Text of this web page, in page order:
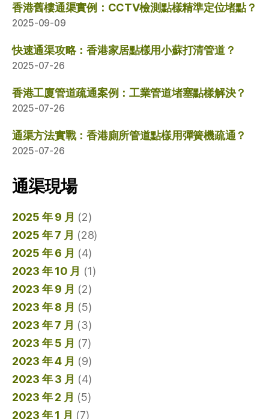
香港舊樓通渠實例：CCTV檢測點樣精準定位堵點？
2025-09-09
快速通渠攻略：香港家居點樣用小蘇打清管道？
2025-07-26
香港工廈管道疏通案例：工業管道堵塞點樣解決？
2025-07-26
通渠方法實戰：香港廁所管道點樣用彈簧機疏通？
2025-07-26
通渠現場
2025 年 9 月 (2)
2025 年 7 月 (28)
2025 年 6 月 (4)
2023 年 10 月 (1)
2023 年 9 月 (2)
2023 年 8 月 (5)
2023 年 7 月 (3)
2023 年 5 月 (7)
2023 年 4 月 (9)
2023 年 3 月 (4)
2023 年 2 月 (5)
2023 年 1 月 (7)